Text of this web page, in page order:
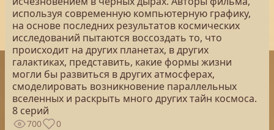
используя современную компьютерную графику,
на основе последних результатов космических
исследований пытаются воссоздать то, что
происходит на других планетах, в других
галактиках, представить, какие формы жизни
могли бы развиться в других атмосферах,
смоделировать возникновение параллельных
вселенных и раскрыть много других тайн космоса.
8 серий
700 0